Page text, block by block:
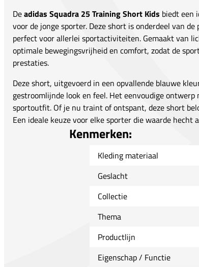
Deadidas Squadra 25 Training Short Kids biedt een
voor de jonge sporter. Deze short is onderdeel van de
perfect voor allerlei sportactiviteiten. Gemaakt van
optimale bewegingsvrijheid en comfort, zodat de
prestaties.
Deze short, uitgevoerd in een opvallende blauwe
gestroomlijnde look en feel. Het eenvoudige
sportoutfit. Of je nu traint of ontspant, deze short
Een ideale keuze voor elke sporter die waarde
Kenmerken:
Kleding materiaal
Geslacht
Collectie
Thema
Productlijn
Eigenschap / Functie